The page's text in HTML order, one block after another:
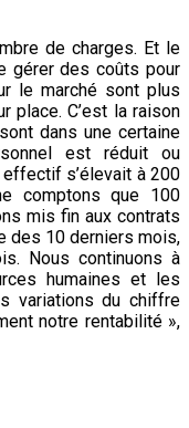
de charges. Et le
gérer des coûts pour
le marché sont plus
place. C’est la raison
dans une certaine
est réduit ou
s’élevait à 200
comptons que 100
mis fin aux contrats
des 10 derniers mois,
Nous continuons à
humaines et les
variations du chiffre
notre rentabilité »,